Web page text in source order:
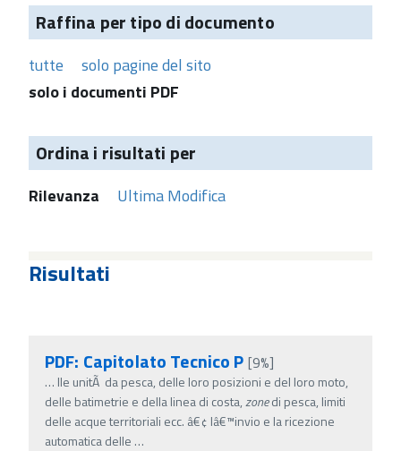
Raffina per tipo di documento
tutte
solo pagine del sito
solo i documenti PDF
Ordina i risultati per
Rilevanza Ultima Modifica
Risultati
PDF: Capitolato Tecnico P [9%]
… lle unitÃ da pesca, delle loro posizioni e del loro moto,
delle batimetrie e della linea di costa,zonedi pesca, limiti
delle acque territoriali ecc. â€¢ lâ€™invio e la ricezione
automatica delle …